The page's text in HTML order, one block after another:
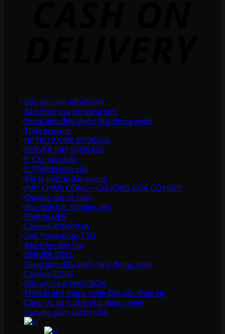
Đầu ghi hình KBVISION
Báo trộm qua bộ trung tâm
Trung tâm điều khiển Nhà thông minh
Thiết bị mạng
HP NETWORK STORAGE
SERVER IBM STORAGE
9. Các giải pháp
5. Thiết bị máy chủ
Vật tư thiết bị dây quang
MÁY CHẤM CÔNG – CHUÔNG CỬA CÓ HÌNH
Chuông cửa có hình
Máy tính học tập làm việc
Thiết bị UPS
Camera IP DAHUA
Dell PowerEdge T30
Báo trộm độc lập
SERVER DELL
Trung tâm điều khiển Nhà thông minh
Camera EZVIZ
Đầu ghi hình HIKVISION
Thiết bị nhà thông minh Độc lập Khép kín
Công tắc và ổ cắm nhà thông minh
Camera giám sát trọn bộ